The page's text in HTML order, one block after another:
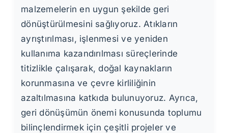
malzemelerin en uygun şekilde geri
dönüştürülmesini sağlıyoruz. Atıkların
ayrıştırılması, işlenmesi ve yeniden
kullanıma kazandırılması süreçlerinde
titizlikle çalışarak, doğal kaynakların
korunmasına ve çevre kirliliğinin
azaltılmasına katkıda bulunuyoruz. Ayrıca,
geri dönüşümün önemi konusunda toplumu
bilinçlendirmek için çeşitli projeler ve